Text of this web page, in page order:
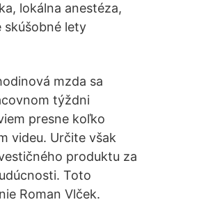
lokálna anestéza,
skúšobné lety
mzda sa
týždni
presne koľko
videu. Určite však
produktu za
Toto
Roman Vlček.